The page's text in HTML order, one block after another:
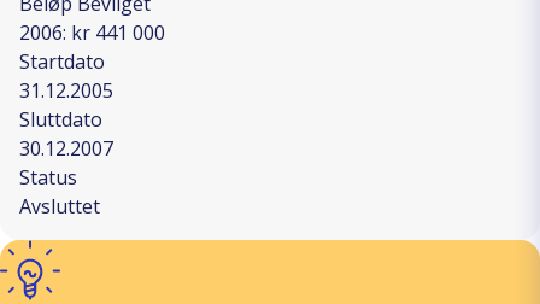
2006: kr 441 000
Startdato
31.12.2005
Sluttdato
30.12.2007
Status
Avsluttet